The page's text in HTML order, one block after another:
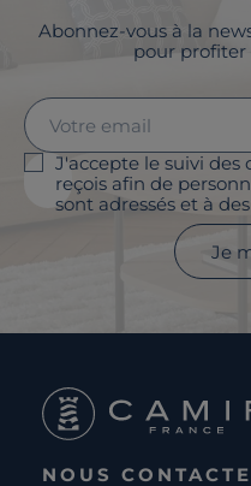
Abonnez-vous à la
pour profiter
J'accepte le suivi des
reçois afin de
sont adressés et à
Je
NOUS